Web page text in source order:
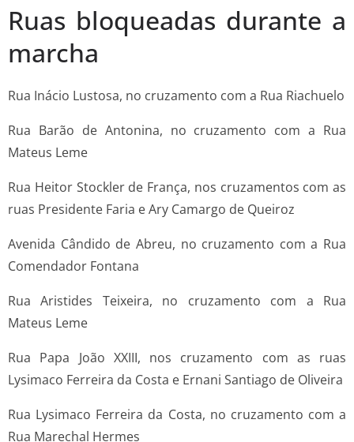
Ruas bloqueadas durante a
marcha
Rua Inácio Lustosa, no cruzamento com a Rua Riachuelo
Rua Barão de Antonina, no cruzamento com a Rua
Mateus Leme
Rua Heitor Stockler de França, nos cruzamentos com as
ruas Presidente Faria e Ary Camargo de Queiroz
Avenida Cândido de Abreu, no cruzamento com a Rua
Comendador Fontana
Rua Aristides Teixeira, no cruzamento com a Rua
Mateus Leme
Rua Papa João XXIII, nos cruzamento com as ruas
Lysimaco Ferreira da Costa e Ernani Santiago de Oliveira
Rua Lysimaco Ferreira da Costa, no cruzamento com a
Rua Marechal Hermes